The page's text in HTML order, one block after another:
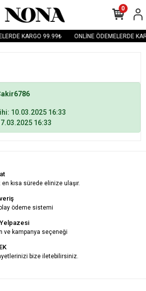
KARGO 99.99₺ ONLİNE ÖDEMELERDE
0
10.03.2025 16:33
16:33
kısa sürede elinize ulaşır.
ödeme sistemi
ve kampanya seçeneği
bize iletebilirsiniz.